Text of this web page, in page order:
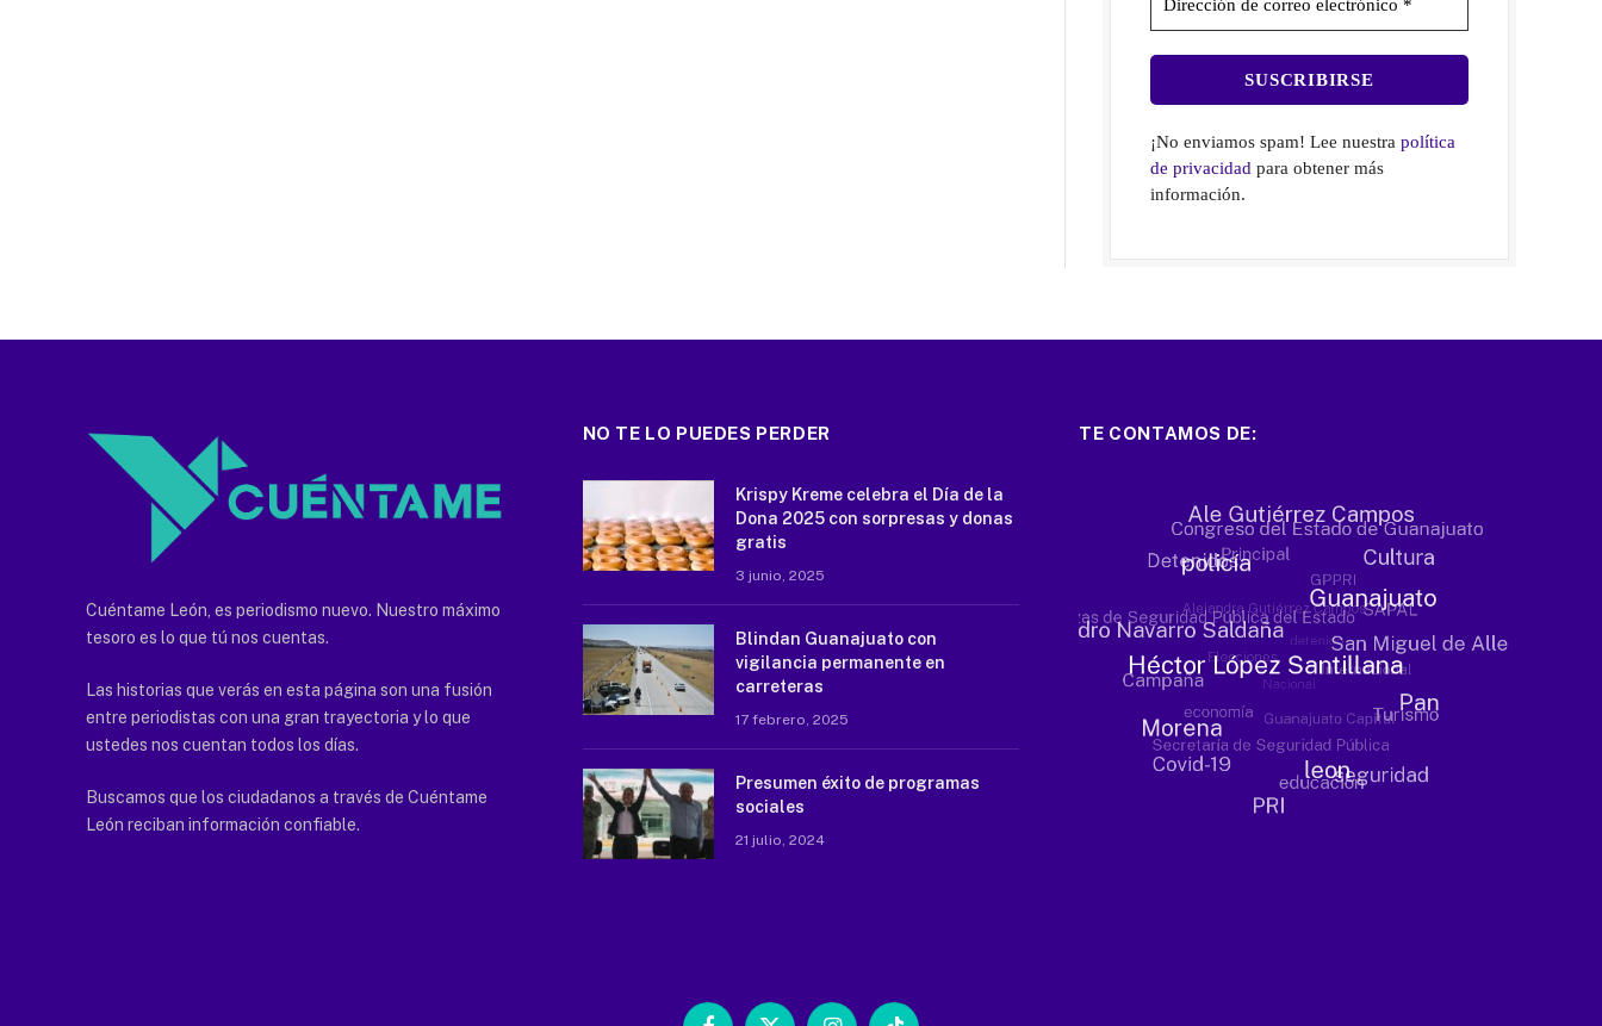
¡No enviamos spam! Lee nuestrapolítica
de privacidad para obtener más
información.
Cuéntame León, es periodismo nuevo. Nuestro máximo
tesoro es lo que tú nos cuentas.
Las historias que verás en esta página son una fusión
entre periodistas con una gran trayectoria y lo que
ustedes nos cuentan todos los días.
Buscamos que los ciudadanos a través de Cuéntame
León reciban información confiable.
NO TE LO PUEDES PERDER
Krispy Kreme celebra el Día de la
Dona 2025 con sorpresas y donas
gratis
3 junio, 2025
Blindan Guanajuato con
vigilancia permanente en
carreteras
17 febrero, 2025
Presumen éxito de programas
sociales
21 julio, 2024
TE CONTAMOS DE: